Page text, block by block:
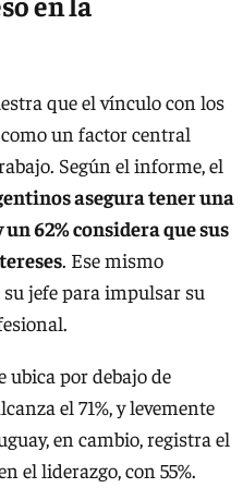
que el vínculo con los
un factor central
Según el informe, el
asegura tener una
62% considera que sus
. Ese mismo
jefe para impulsar su
ubica por debajo de
el 71%, y levemente
en cambio, registra el
el liderazgo, con 55%.